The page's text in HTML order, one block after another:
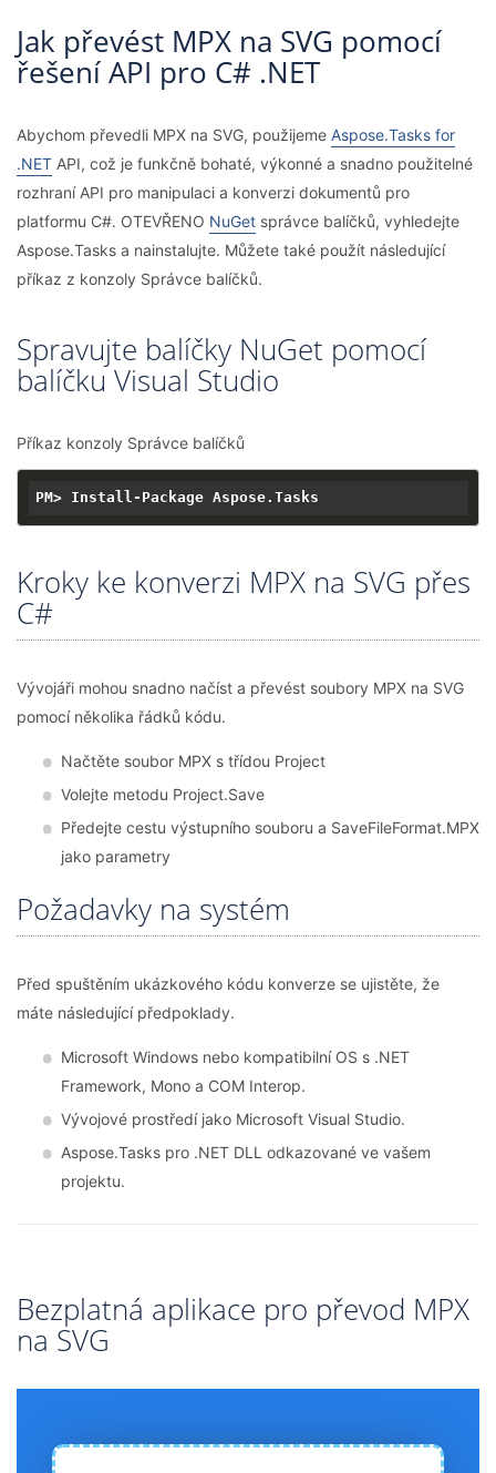
Jak převést MPX na SVG pomocí
řešení API pro C# .NET
Abychom převedli MPX na SVG, použijeme Aspose.Tasks for
.NET API, což je funkčně bohaté, výkonné a snadno použitelné
rozhraní API pro manipulaci a konverzi dokumentů pro
platformu C#. OTEVŘENO NuGet správce balíčků, vyhledejte
Aspose.Tasks a nainstalujte. Můžete také použít následující
příkaz z konzoly Správce balíčků.
Spravujte balíčky NuGet pomocí
balíčku Visual Studio
Příkaz konzoly Správce balíčků
Kroky ke konverzi MPX na SVG přes
C#
Vývojáři mohou snadno načíst a převést soubory MPX na SVG
pomocí několika řádků kódu.
Načtěte soubor MPX s třídou Project
Volejte metodu Project.Save
Předejte cestu výstupního souboru a SaveFileFormat.MPX
jako parametry
Požadavky na systém
Před spuštěním ukázkového kódu konverze se ujistěte, že
máte následující předpoklady.
Microsoft Windows nebo kompatibilní OS s .NET
Framework, Mono a COM Interop.
Vývojové prostředí jako Microsoft Visual Studio.
Aspose.Tasks pro .NET DLL odkazované ve vašem
projektu.
Bezplatná aplikace pro převod MPX
na SVG